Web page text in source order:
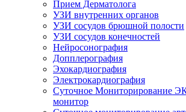
Прием Дерматолога
УЗИ внутренних органов
УЗИ сосудов брюшной полости
УЗИ сосудов конечностей
Нейросонография
Допплерография
Эхокардиография
Электрокардиография
Суточное Мониторирование
монитор